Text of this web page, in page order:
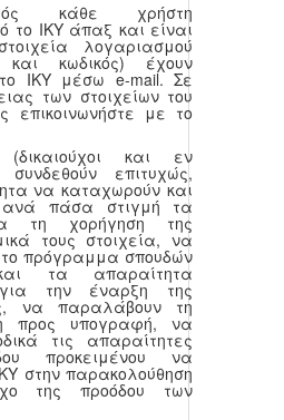
κάθε χρήστη
το ΙΚΥ άπαξ και είναι
λογαριασμού
κωδικός) έχουν
ΙΚΥ μέσω e-mail. Σε
των στοιχείων του
επικοινωνήστε με το
και εν
επιτυχώς,
να καταχωρούν και
ανά πάσα στιγμή τα
τη χορήγηση της
τους στοιχεία, να
πρόγραμμα σπουδών
τα απαραίτητα
για την έναρξη της
να παραλάβουν τη
προς υπογραφή, να
τις απαραίτητες
προκειμένου να
στην παρακολούθηση
της προόδου των